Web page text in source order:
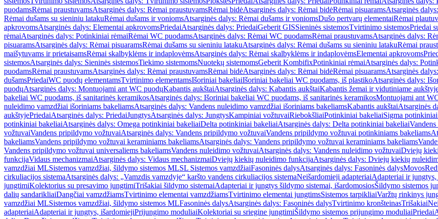
puodamsRėmai praustuvamsAtsarginės dalys: Rėmai praustuvamsRėmai bidėAtsarginės dalys: Rėmai bidėRėmai pisuaramsAtsarginės
Rėmai dušams su sieniniu latakuRėmai dušams ir voniomsAtsarginės dalys: Rėmai dušams ir voniomsDušo pertvarų elementaiRėmai
apkrovomsAtsarginės dalys: Elementai apkrovomsPriedaiAtsarginės dalys: PriedaiGeberit GISSieninės sistemosTvirtinimo sistemosPriedai
rėmaiAtsarginės dalys: Potinkiniai rėmaiRėmai WC puodamsAtsarginės dalys: Rėmai WC puodamsRėmai praustuvamsAtsarginės dalys:
pisuaramsAtsarginės dalys: Rėmai pisuaramsRėmai dušams su sieniniu latakuAtsarginės dalys: Rėmai dušams su sieniniu latakuRėmai
maišytuvams ir prietaisamsRėmai skalbyklėms ir indaplovėmsAtsarginės dalys: Rėmai skalbyklėms ir indaplovėmsElementai apkrovoms
sistemosAtsarginės dalys: Sieninės sistemosTiekimo sistemomsNuotekų sistemomsGeberit KombifixPotinkiniai rėmaiAtsarginės dalys:
puodamsRėmai praustuvamsAtsarginės dalys: Rėmai praustuvamsRėmai bidėAtsarginės dalys: Rėmai bidėRėmai pisuaramsAtsarginės
dušamsPriedaiWC puodų elementamsTvirtinimo elementamsIšoriniai bakeliaiIšoriniai bakeliai WC puodams, iš plastikoAtsarginės dalys:
puodųAtsarginės dalys: Montuojami ant WC puodųKabantis aukštaiAtsarginės dalys: Kabantis aukštaiKabantis žemai ir vidutiniame
bakeliai WC puodams, iš sanitarinės keramikosAtsarginės dalys: Išoriniai bakeliai WC puodams, iš sanitarinės keramikosMontuojami ant
nuleidimo vamzdžiai išoriniams bakeliamsAtsarginės dalys: Vandens nuleidimo vamzdžiai išoriniams bakeliamsKabantis aukštaiAtsarginės
aukštyjePriedaiAtsarginės dalys: PriedaiJungtysAtsarginės dalys: JungtysKampiniai vožtuvaiRiebokšliaiPotinkiniai bakeliaiSigma
potinkiniai bakeliaiAtsarginės dalys: Omega potinkiniai bakeliaiDelta potinkiniai bakeliaiAtsarginės dalys: Delta potinkiniai bakeliai
vožtuvaiVandens pripildymo vožtuvaiAtsarginės dalys: Vandens pripildymo vožtuvaiVandens pripildymo vožtuvai potinkiniams bakeliams
bakeliamsVandens pripildymo vožtuvai keraminiams bakeliamsAtsarginės dalys: Vandens pripildymo vožtuvai keraminiams bakeliams
Vandens pripildymo vožtuvai universaliems bakeliamsVandens nuleidimo vožtuvaiAtsarginės dalys: Vandens nuleidimo vožtuvaiDviejų
funkcijaVidaus mechanizmaiAtsarginės dalys: Vidaus mechanizmaiDviejų kiekių nuleidimo funkcijaAtsarginės dalys: Dviejų kiekių
vamzdžiai MLSistemos vamzdžiai, šildymo sistemos MLSL Sistemos vamzdžiaiFasoninės dalysAtsarginės dalys: Fasoninės dalysMovos
cirkuliacijos sistemaAtsarginės dalys: „Vamzdis vamzdyje“ karšto vandens cirkuliacijos sistemaNeišardomieji adapteriaiAdapteriai ir
jungtimiKolektorius su presavimo jungtimiTrišakiai šildymo sistemaiAdapteriai ir jungtys šildymo sistemai, išardomosiosŠildymo sistemos
dalių sandarikliaiDangčiai vamzdžiamsTvirtinimo elementai vamzdžiamsTvirtinimo elementai jungtimsSistemos tarpikliaiVaržtų rinkinys
vamzdžiai MLSistemos vamzdžiai, šildymo sistemos MLFasoninės dalysAtsarginės dalys: Fasoninės dalysTvirtinimo kronšteinasTrišakiai
adapteriaiAdapteriai ir jungtys, išardomiejiPrijungimo moduliaiKolektoriai su sriegine jungtimiŠildymo sistemos prijungimo moduliaiPriedai